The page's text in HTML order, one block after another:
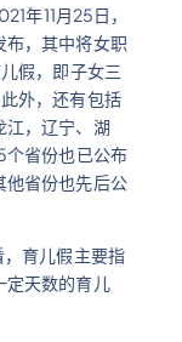
年11月25日，
布，其中将女职
假，即子女三
外，还有包括
江，辽宁、湖
个省份也已公布
他省份也先后公
，育儿假主要指
定天数的育儿